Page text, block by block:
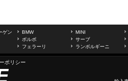
ゲン BMW
MINI
ボルボ
サーブ
フェラーリ ランボルギーニ
ポリシー